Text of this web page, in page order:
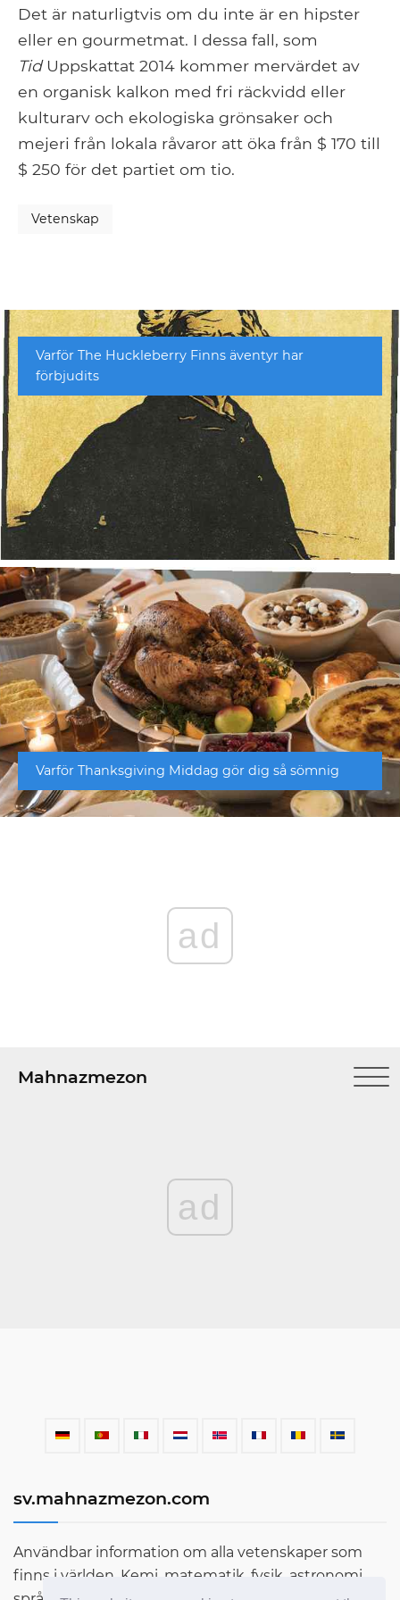
Det är naturligtvis om du inte är en hipster
eller en gourmetmat. I dessa fall, som
TidUppskattat 2014 kommer mervärdet av
en organisk kalkon med fri räckvidd eller
kulturarv och ekologiska grönsaker och
mejeri från lokala råvaror att öka från $ 170 till
$ 250 för det partiet om tio.
Vetenskap
Varför The Huckleberry Finns äventyr har
förbjudits
Varför Thanksgiving Middag gör dig så sömnig
ad
Mahnazmezon
ad
sv.mahnazmezon.com
Användbar information om alla vetenskaper som
finns i världen. Kemi, matematik, fysik, astronomi,